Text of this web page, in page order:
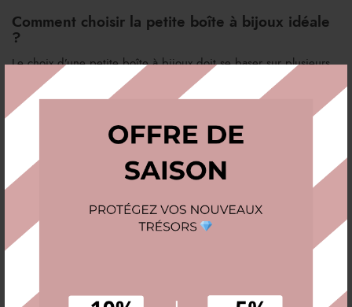
Comment choisir la petite boîte à bijoux idéale
?
Le choix d’une petite boîte à bijoux doit se baser sur plusieurs
critères importants :
offrent plusieurs compartiments pour organiser vos bijoux
en fonction de vos besoins.
Matériaux
: Le choix du matériau est essentiel pour allier
esthétique et protection. Le cuir, le bois ou le velours sont
des choix populaires.
Compartiments et agencement : Optez pour une boîte
avec des compartiments adaptés à vos bagues, boucles
avec votre boîte, privilégiez un modèle léger et facile à